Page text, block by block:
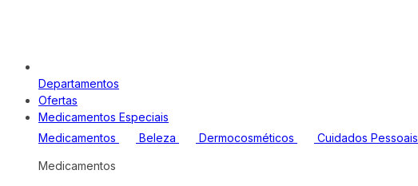
Departamentos
Ofertas
Medicamentos Especiais
Medicamentos
Beleza Dermocosméticos Cuidados Pessoais
Medicamentos